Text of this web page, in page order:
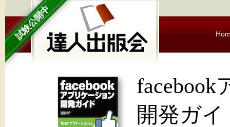
試験公開中
facebook
開発ガイ